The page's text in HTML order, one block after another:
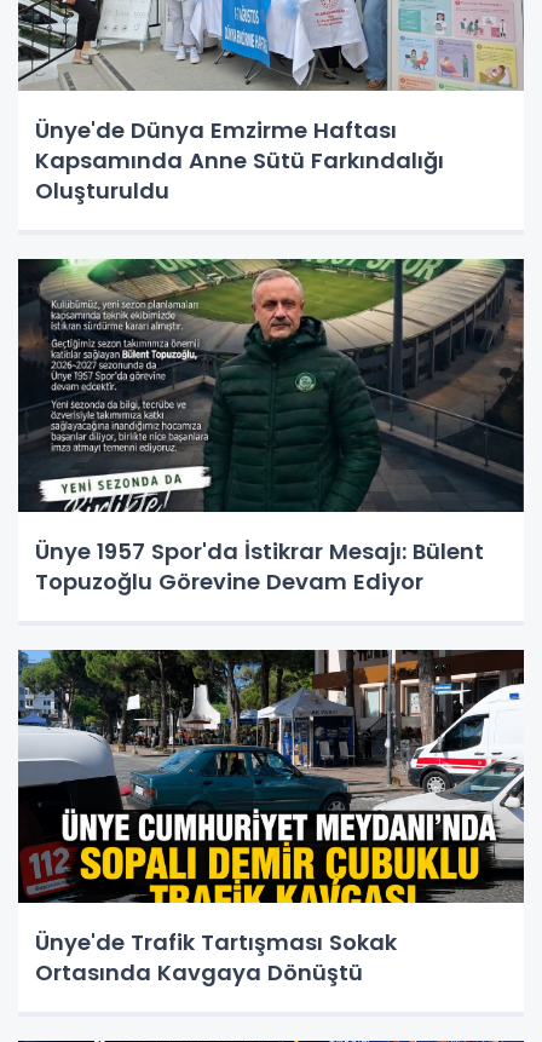
Ünye'de Dünya Emzirme Haftası
Kapsamında Anne Sütü Farkındalığı
Oluşturuldu
Ünye 1957 Spor'da İstikrar Mesajı: Bülent
Topuzoğlu Görevine Devam Ediyor
Ünye'de Trafik Tartışması Sokak
Ortasında Kavgaya Dönüştü